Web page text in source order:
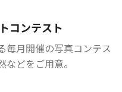
コンテスト
毎月開催の写真コンテス
などをご用意。